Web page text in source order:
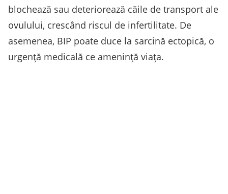
blochează sau deteriorează căile de transport ale
ovulului, crescând riscul de infertilitate. De
asemenea, BIP poate duce la sarcină ectopică, o
urgență medicală ce amenință viața.